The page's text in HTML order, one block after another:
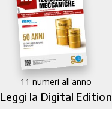
11 numeri all'anno
Leggi la Digital Edition